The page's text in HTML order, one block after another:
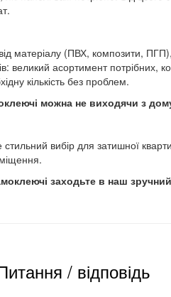
матеріалу (ПВХ, композити,
великий асортимент потрібних,
кількість без проблем.
можна не виходячи з
вибір для затишної
заходьте в наш
/ відповідь